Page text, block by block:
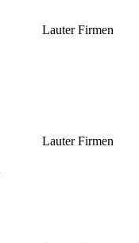
Lauter Firmen
Lauter Firmen